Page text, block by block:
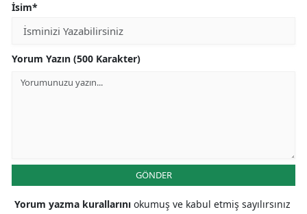
İsim*
Yorum Yazın (500 Karakter)
GÖNDER
Yorum yazma kurallarını okumuş ve kabul etmiş sayılırsınız